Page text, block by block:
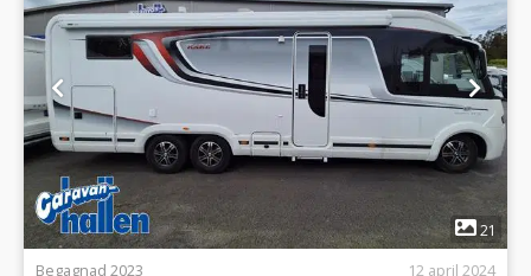
1
21
Begagnad 2023
12 april 2024